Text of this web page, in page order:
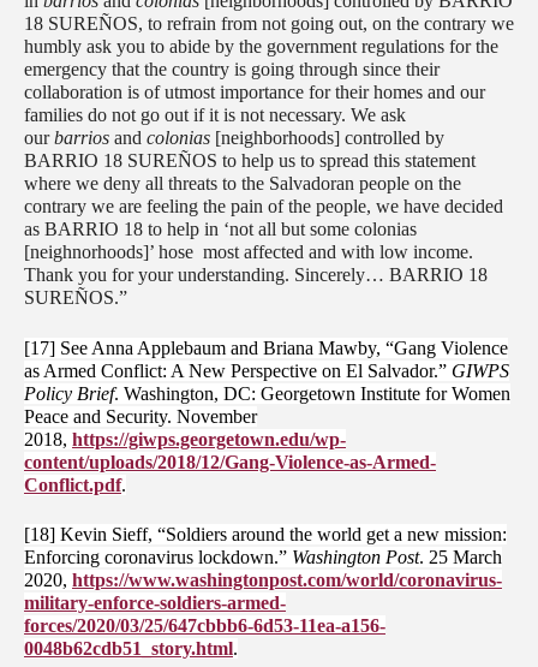
18 SUREÑOS, to refrain from not going out, on the contrary we
humbly ask you to abide by the government regulations for the
emergency that the country is going through since their
collaboration is of utmost importance for their homes and our
families do not go out if it is not necessary. We ask
ourbarrios and colonias [neighborhoods] controlled by
BARRIO 18 SUREÑOS to help us to spread this statement
where we deny all threats to the Salvadoran people on the
contrary we are feeling the pain of the people, we have decided
as BARRIO 18 to help in ‘not all but some colonias
[neighnorhoods]’ hose most affected and with low income.
Thank you for your understanding. Sincerely… BARRIO 18
SUREÑOS.”
[17] See Anna Applebaum and Briana Mawby, “Gang Violence
as Armed Conflict: A New Perspective on El Salvador.” GIWPS
Policy Brief. Washington, DC: Georgetown Institute for Women
Peace and Security. November
2018, https://giwps.georgetown.edu/wp-
content/uploads/2018/12/Gang-Violence-as-Armed-
Conflict.pdf.
[18] Kevin Sieff, “Soldiers around the world get a new mission:
Enforcing coronavirus lockdown.” Washington Post. 25 March
2020, https://www.washingtonpost.com/world/coronavirus-
military-enforce-soldiers-armed-
forces/2020/03/25/647cbbb6-6d53-11ea-a156-
0048b62cdb51_story.html.